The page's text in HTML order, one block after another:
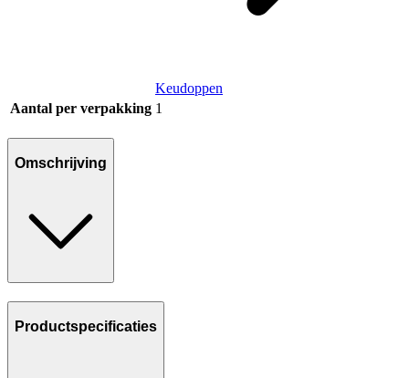
Keudoppen
Aantal per verpakking 1
Omschrijving
Productspecificaties